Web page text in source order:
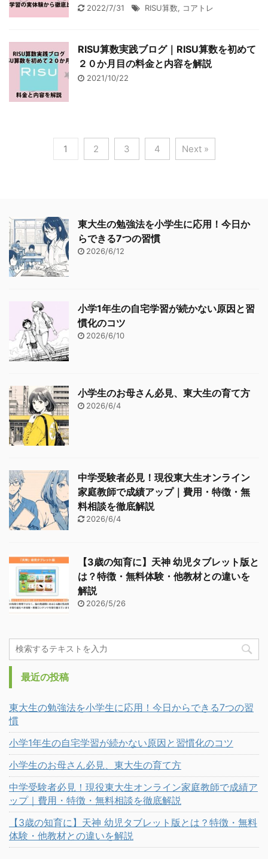
2022/7/31 RISU算数, コアトレ
RISU算数実践ブログ｜RISU算数を初めて
２０か月目の料金と内容を解説
2021/10/22
1 2 3 4 Next »
東大生の勉強法を小学生に応用！今日か
らできる7つの習慣
2026/6/12
小学1年生の自宅学習が続かない原因と習
慣化のコツ
2026/6/10
小学生のお母さん必見、東大生の育て方
2026/6/4
中学受験者必見！現役東大生オンライン
家庭教師で成績アップ｜費用・特徴・無
料相談を徹底解説
2026/6/4
【3歳の知育に】天神 幼児タブレット版と
は？特徴・無料体験・他教材との違いを
解説
2026/5/26
最近の投稿
東大生の勉強法を小学生に応用！今日からできる7つの習
慣
小学1年生の自宅学習が続かない原因と習慣化のコツ
小学生のお母さん必見、東大生の育て方
中学受験者必見！現役東大生オンライン家庭教師で成績ア
ップ｜費用・特徴・無料相談を徹底解説
【3歳の知育に】天神 幼児タブレット版とは？特徴・無料
体験・他教材との違いを解説